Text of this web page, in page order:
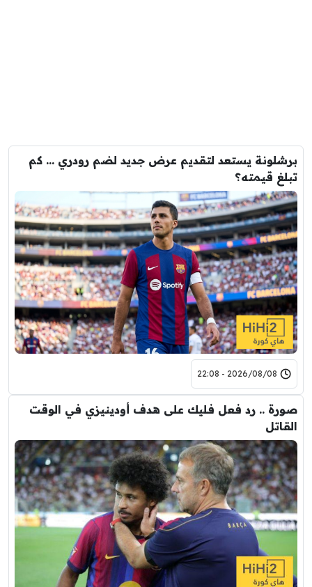
برشلونة يستعد لتقديم عرض جديد لضم رودري … كم
تبلغ قيمته؟
2026/08/08 - 22:08
صورة .. رد فعل فليك على هدف أودينيزي في الوقت
القاتل